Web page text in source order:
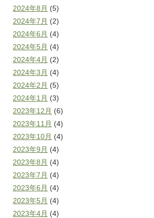
2024年8月 (5)
2024年7月 (2)
2024年6月 (4)
2024年5月 (4)
2024年4月 (2)
2024年3月 (4)
2024年2月 (5)
2024年1月 (3)
2023年12月 (6)
2023年11月 (4)
2023年10月 (4)
2023年9月 (4)
2023年8月 (4)
2023年7月 (4)
2023年6月 (4)
2023年5月 (4)
2023年4月 (4)